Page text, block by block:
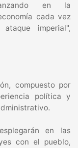
en la
cada vez
imperial",
compuesto por
política y
en las
con el pueblo,